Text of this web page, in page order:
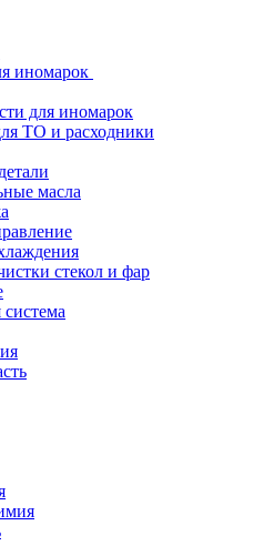
иномарок
для иномарок
ТО и расходники
масла
стекол и фар